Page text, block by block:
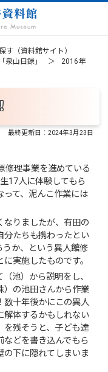
す（資料館サイト）
泉山日録」
2016年
最終更新日：2024年3月23日
修理事業を進めている
17人に体験してもら
って、泥んこ作業には
なりましたが、有田の
分たちも携わったとい
うか、という異人館修
実施したものです。
池）から説明をし、
）の池田さんから作業
数十年後かにこの異人
解体するかもしれない
を残そうと、子ども達
どを書き込んでもら
の下に隠れてしまいま